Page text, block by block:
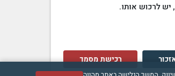
לרכוש אותו.
רכישת מסמך